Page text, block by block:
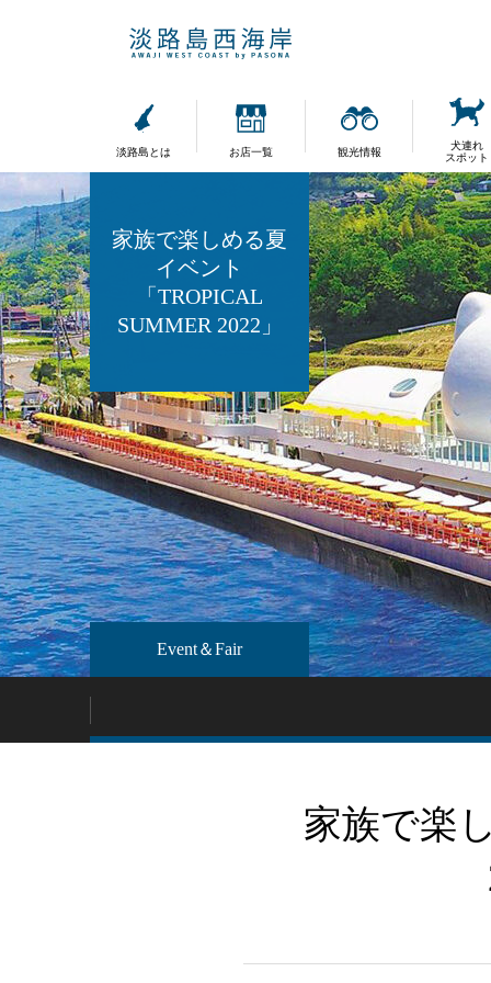
淡路島とは お店一覧 観光情報
犬連れ
スポット
家族で楽しめる夏
イベント
「TROPICAL
SUMMER 2022」
Event＆Fair
家族で楽